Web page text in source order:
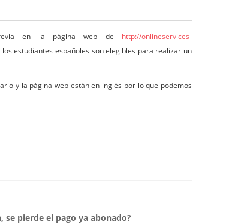
en la página web de http://onlineservices-
estudiantes españoles son elegibles para realizar un
y la página web están en inglés por lo que podemos
pierde el pago ya abonado?